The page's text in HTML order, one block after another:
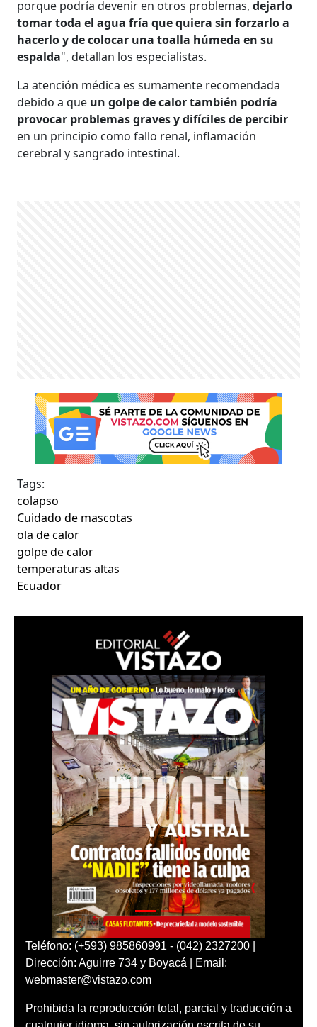
porque podría devenir en otros problemas,dejarlo
tomar toda el agua fría que quiera sin forzarlo a
hacerlo y de colocar una toalla húmeda en su
espalda", detallan los especialistas.
La atención médica es sumamente recomendada
debido a que un golpe de calor también podría
provocar problemas graves y difíciles de percibir
en un principio como fallo renal, inflamación
cerebral y sangrado intestinal.
Tags:
colapso
Cuidado de mascotas
ola de calor
golpe de calor
temperaturas altas
Ecuador
Teléfono: (+593) 985860991 - (042) 2327200 |
Dirección: Aguirre 734 y Boyacá | Email:
webmaster@vistazo.com
Prohibida la reproducción total, parcial y traducción a